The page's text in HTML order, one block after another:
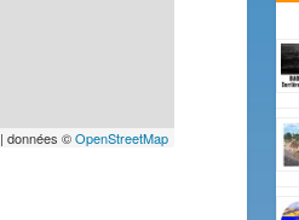
| données ©OpenStreetMap